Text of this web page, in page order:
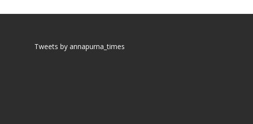
Tweets by annapurna_times